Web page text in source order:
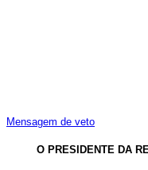
Mensagem de veto
O PRESIDENTE DA